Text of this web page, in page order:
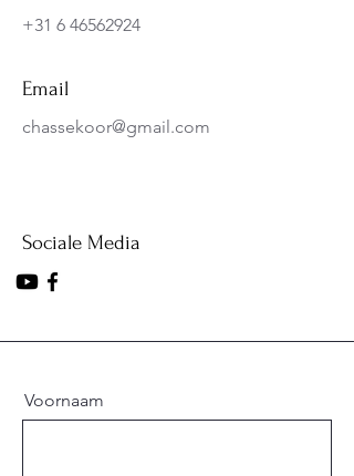
+31 6 46562924
Email
chassekoor@gmail.com
Sociale Media
Voornaam